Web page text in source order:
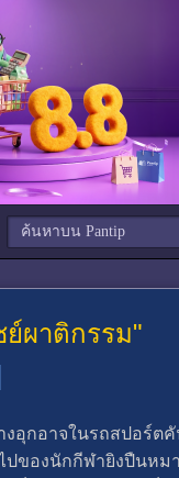
ผาติกรรม"
งอุกอาจในรถสปอร์ต
ของนักกีฬายิงปืนห